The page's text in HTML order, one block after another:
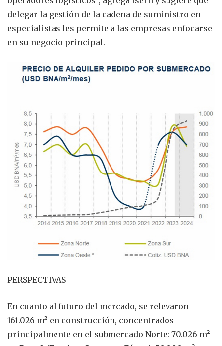
delegar la gestión de la cadena de suministro en
especialistas les permite a las empresas enfocarse
en su negocio principal.
PERSPECTIVAS
En cuanto al futuro del mercado, se relevaron
161.026 m² en construcción, concentrados
principalmente en el submercado Norte: 70.026 m²